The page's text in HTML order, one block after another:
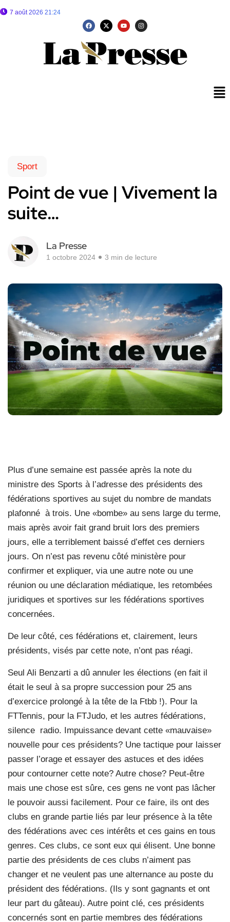
7 août 2026 21:24
Sport
Point de vue | Vivement la
suite…
La Presse
1 octobre 2024 3 min de lecture
Plus d’une semaine est passée après la note du
ministre des Sports à l’adresse des présidents des
fédérations sportives au sujet du nombre de mandats
plafonné à trois. Une «bombe» au sens large du terme,
mais après avoir fait grand bruit lors des premiers
jours, elle a terriblement baissé d’effet ces derniers
jours. On n’est pas revenu côté ministère pour
confirmer et expliquer, via une autre note ou une
réunion ou une déclaration médiatique, les retombées
juridiques et sportives sur les fédérations sportives
concernées.
De leur côté, ces fédérations et, clairement, leurs
présidents, visés par cette note, n’ont pas réagi.
Seul Ali Benzarti a dû annuler les élections (en fait il
était le seul à sa propre succession pour 25 ans
d’exercice prolongé à la tête de la Ftbb !). Pour la
FTTennis, pour la FTJudo, et les autres fédérations,
silence radio. Impuissance devant cette «mauvaise»
nouvelle pour ces présidents? Une tactique pour laisser
passer l’orage et essayer des astuces et des idées
pour contourner cette note? Autre chose? Peut-être
mais une chose est sûre, ces gens ne vont pas lâcher
le pouvoir aussi facilement. Pour ce faire, ils ont des
clubs en grande partie liés par leur présence à la tête
des fédérations avec ces intérêts et ces gains en tous
genres. Ces clubs, ce sont eux qui élisent. Une bonne
partie des présidents de ces clubs n’aiment pas
changer et ne veulent pas une alternance au poste du
président des fédérations. (Ils y sont gagnants et ont
leur part du gâteau). Autre point clé, ces présidents
concernés sont en partie membres des fédérations